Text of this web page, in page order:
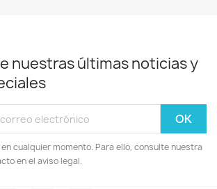
nuestras últimas noticias y
cualquier momento. Para ello, consulte nuestra
en el aviso legal.